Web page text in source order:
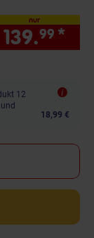
nur
139.99 *
12
18,99 €